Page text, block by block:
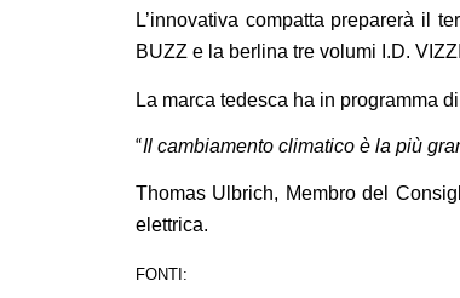
L’innovativa compatta preparerà il
BUZZ e la berlina tre volumi I.D.
La marca tedesca ha in programma
“Il cambiamento climatico è la più
Thomas Ulbrich, Membro del
elettrica.
FONTI: